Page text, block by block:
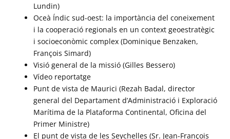
Lundin)
Oceà Índic sud-oest: la importància del coneixement
i la cooperació regionals en un context geoestratègic
i socioeconòmic complex (Dominique Benzaken,
François Simard)
Visió general de la missió (Gilles Bessero)
Vídeo reportatge
Punt de vista de Maurici (Rezah Badal, director
general del Departament d’Administració i Exploració
Marítima de la Plataforma Continental, Oficina del
Primer Ministre)
El punt de vista de les Seychelles (Sr. Jean-François